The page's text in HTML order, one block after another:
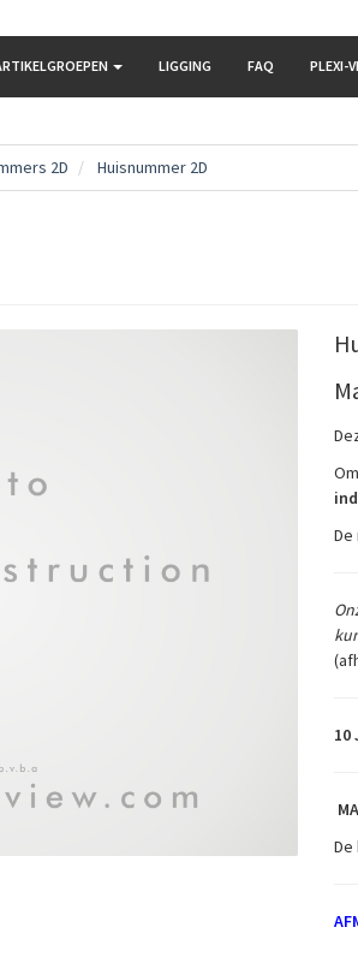
LIGGING FAQ PLEXI-
2D Huisnummer 2D
10
De